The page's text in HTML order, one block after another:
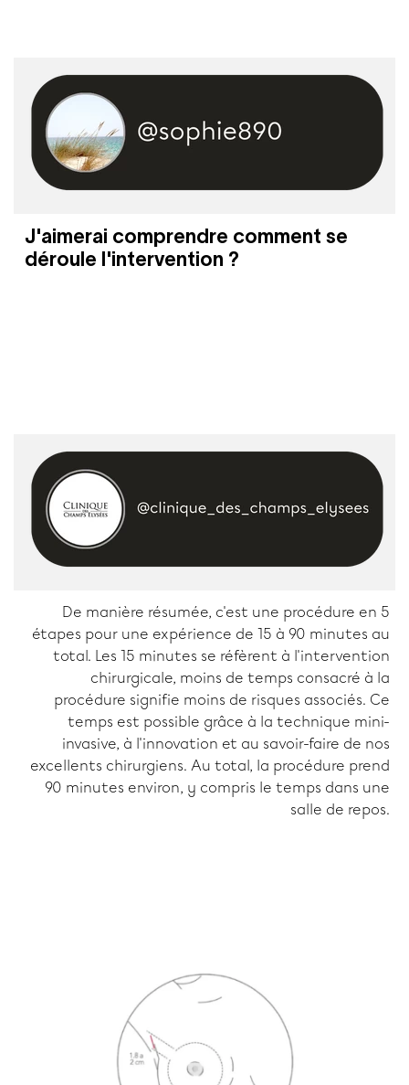
J'aimerai comprendre comment se
déroule l'intervention ?
De manière résumée, c'est une procédure en 5
étapes pour une expérience de 15 à 90 minutes au
total. Les 15 minutes se réfèrent à l'intervention
chirurgicale, moins de temps consacré à la
procédure signifie moins de risques associés. Ce
temps est possible grâce à la technique mini-
invasive, à l'innovation et au savoir-faire de nos
excellents chirurgiens. Au total, la procédure prend
90 minutes environ, y compris le temps dans une
salle de repos.